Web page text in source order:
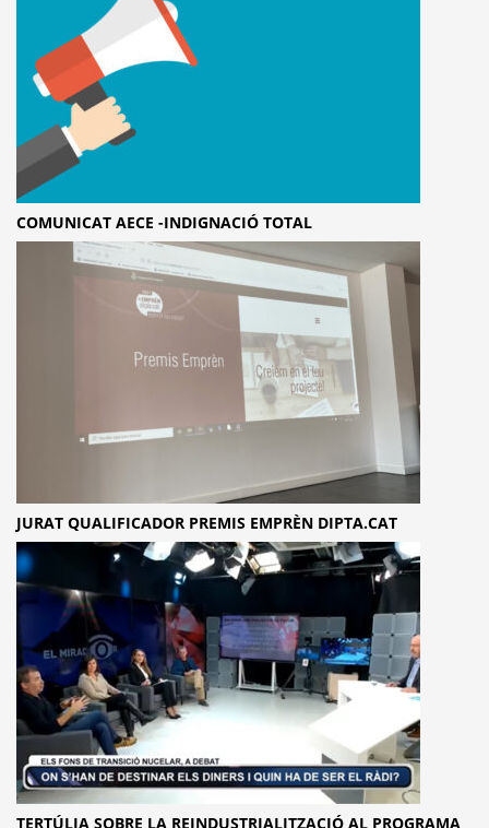
COMUNICAT AECE -INDIGNACIÓ TOTAL
JURAT QUALIFICADOR PREMIS EMPRÈN DIPTA.CAT
TERTÚLIA SOBRE LA REINDUSTRIALITZACIÓ AL PROGRAMA